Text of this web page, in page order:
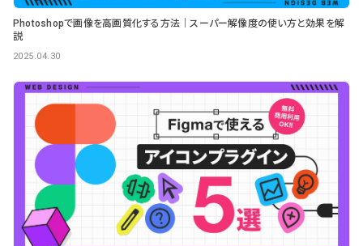
Photoshopで画像を高画質化する方法｜スーパー解像度の使い方と効果を解
説
2025.04.30